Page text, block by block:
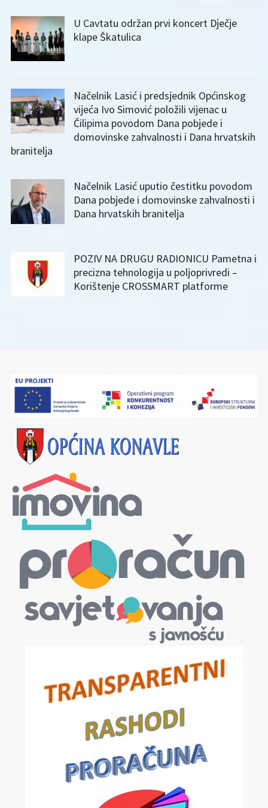
U Cavtatu održan prvi koncert Dječje
klape Škatulica
Načelnik Lasić i predsjednik Općinskog
vijeća Ivo Simović položili vijenac u
Čilipima povodom Dana pobjede i
domovinske zahvalnosti i Dana hrvatskih
branitelja
Načelnik Lasić uputio čestitku povodom
Dana pobjede i domovinske zahvalnosti i
Dana hrvatskih branitelja
POZIV NA DRUGU RADIONICU Pametna i
precizna tehnologija u poljoprivredi –
Korištenje CROSSMART platforme